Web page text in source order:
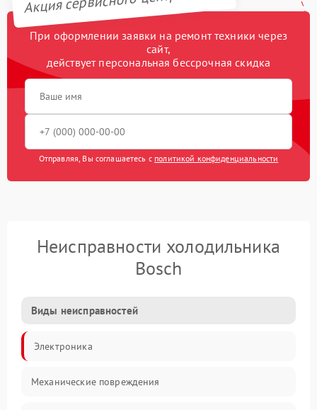
При оформлении заявки на ремонт техники через
сайт,
действует персональная бессрочная скидка
Отправляя, Вы соглашаетесь с политикой конфиденциальности
Неисправности холодильника
Bosch
Виды неисправностей
Электроника
Механические повреждения